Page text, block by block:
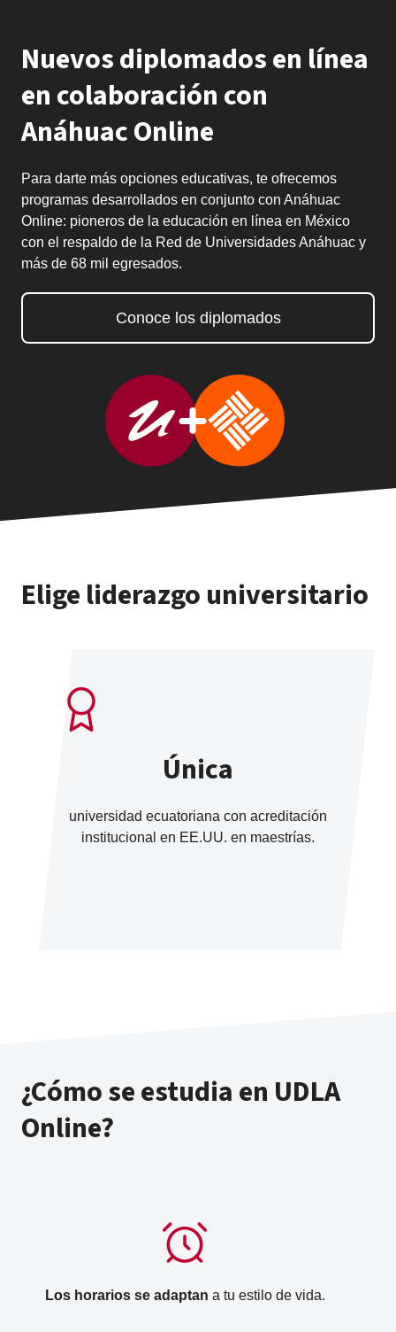
Nuevos diplomados en línea
en colaboración con
Anáhuac Online
Para darte más opciones educativas, te ofrecemos
programas desarrollados en conjunto con Anáhuac
Online: pioneros de la educación en línea en México
con el respaldo de la Red de Universidades Anáhuac y
más de 68 mil egresados.
Conoce los diplomados
Elige liderazgo universitario
Única
universidad ecuatoriana con acreditación
institucional en EE.UU. en maestrías.
¿Cómo se estudia en UDLA
Online?
Los horarios se adaptan a tu estilo de vida.